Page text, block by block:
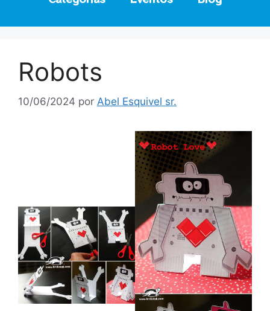
Robots
10/06/2024 por Abel Esquivel sr.